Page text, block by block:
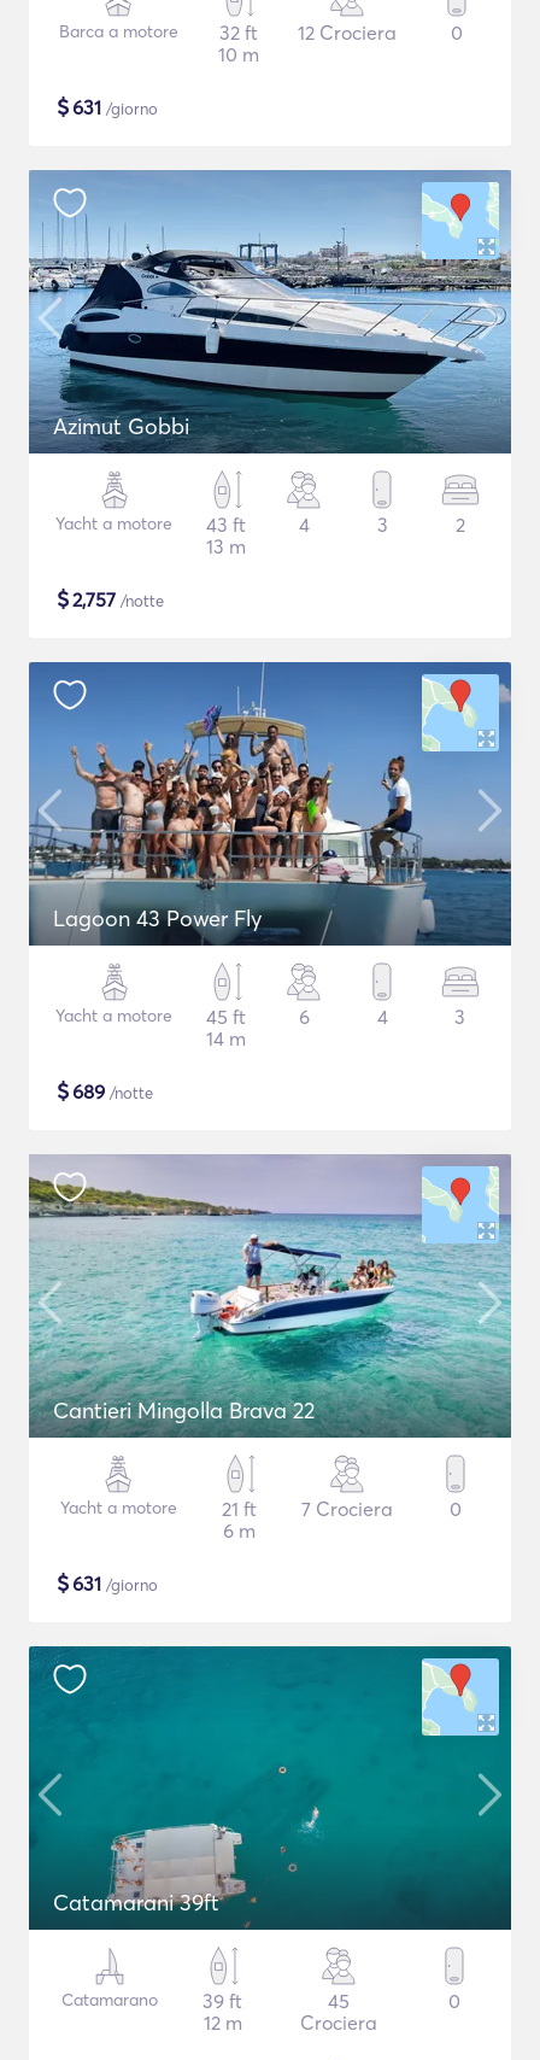
Barca a motore
32 ft
10 m
12 Crociera 0
$631 /giorno
Azimut Gobbi
Yacht a motore
43 ft
13 m
4 3 2
$2,757 /notte
Lagoon 43 Power Fly
Yacht a motore
45 ft
14 m
6 4 3
$689 /notte
Cantieri Mingolla Brava 22
Yacht a motore
21 ft
6 m
7 Crociera 0
$631 /giorno
Catamarani 39ft
Catamarano
39 ft
12 m
45
Crociera
0